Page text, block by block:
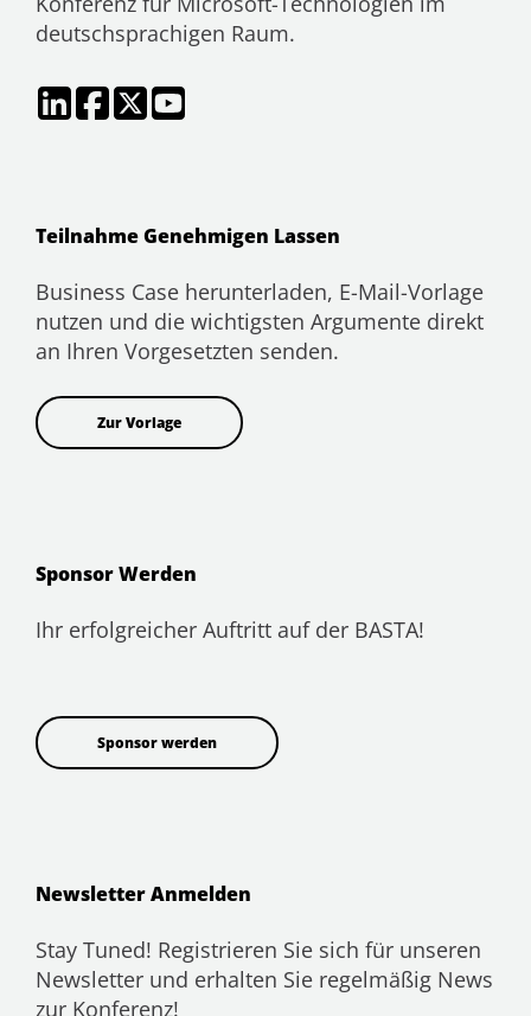
deutschsprachigen Raum.
Teilnahme Genehmigen Lassen
Business Case herunterladen, E-Mail-Vorlage
nutzen und die wichtigsten Argumente direkt
an Ihren Vorgesetzten senden.
Zur Vorlage
Sponsor Werden
Ihr erfolgreicher Auftritt auf der BASTA!
Sponsor werden
Newsletter Anmelden
Stay Tuned! Registrieren Sie sich für unseren
Newsletter und erhalten Sie regelmäßig News
zur Konferenz!